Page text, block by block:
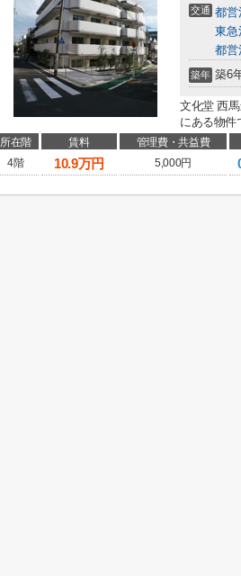
交通 都営
東急
都営
築年 築6
文化堂 西
にある物件
所在階 賃料 管理費・共益費
4階
10.9万円 5,000円